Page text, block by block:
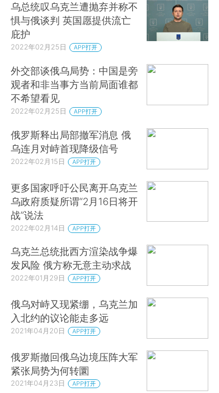
乌总统叹乌克兰遭抛弃并称不
惧与俄谈判 英国愿提供流亡
庇护
2022年02月25日 APP打开
外交部谈俄乌局势：中国是旁
观者和非当事方当前局面谁都
不希望看见
2022年02月25日 APP打开
俄罗斯释出局部撤军消息 俄
乌连月对峙首现降级信号
2022年02月15日 APP打开
更多国家呼吁公民离开乌克兰
乌政府质疑所谓“2月16日将开
战”说法
2022年02月14日 APP打开
乌克兰总统批西方渲染战争爆
发风险 俄方称无意主动求战
2022年01月29日 APP打开
俄乌对峙又现紧绷，乌克兰加
入北约的议论能走多远
2021年04月20日 APP打开
俄罗斯撤回俄乌边境压阵大军
紧张局势为何转圜
2021年04月23日 APP打开